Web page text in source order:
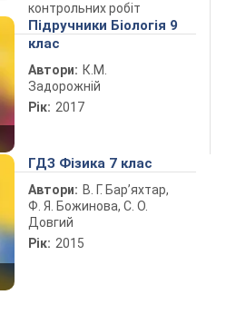
контрольних робіт
Підручники Біологія 9
клас
Автори: К.М.
Задорожній
Рік: 2017
ГДЗ Фізика 7 клас
Автори: В. Г. Бар’яхтар,
Ф. Я. Божинова, С. О.
Довгий
Рік: 2015